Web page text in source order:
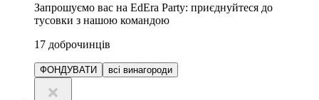
Запрошуємо вас на EdEra Party: приєднуйтеся до
тусовки з нашою командою
17 доброчинців
ФОНДУВАТИ всі винагороди